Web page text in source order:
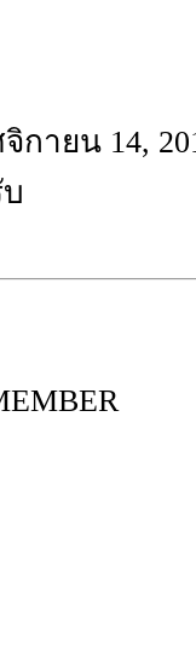
กายน 14,